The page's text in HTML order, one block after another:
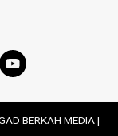
BERKAH MEDIA |